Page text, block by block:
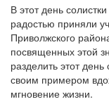
В этот день
радостью приняли
Приволжского
посвященных этой
разделить этот
своим примером
мгновение жизни.